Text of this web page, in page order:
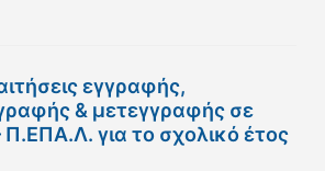
εγγραφής,
& μετεγγραφής σε
για το σχολικό έτος